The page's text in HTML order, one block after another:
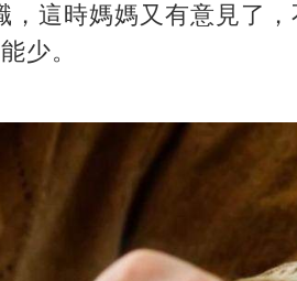
這時媽媽又有意見了，
少。